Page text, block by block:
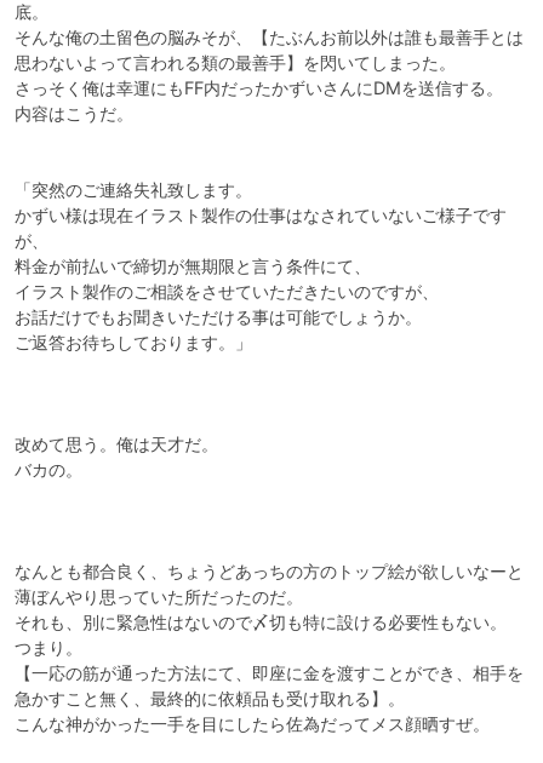
底。
そんな俺の土留色の脳みそが、【たぶんお前以外は誰も最善手とは
思わないよって言われる類の最善手】を閃いてしまった。
さっそく俺は幸運にもFF内だったかずいさんにDMを送信する。
内容はこうだ。
「突然のご連絡失礼致します。
かずい様は現在イラスト製作の仕事はなされていないご様子です
が、
料金が前払いで締切が無期限と言う条件にて、
イラスト製作のご相談をさせていただきたいのですが、
お話だけでもお聞きいただける事は可能でしょうか。
ご返答お待ちしております。」
改めて思う。俺は天才だ。
バカの。
なんとも都合良く、ちょうどあっちの方のトップ絵が欲しいなーと
薄ぼんやり思っていた所だったのだ。
それも、別に緊急性はないので〆切も特に設ける必要性もない。
つまり。
【一応の筋が通った方法にて、即座に金を渡すことができ、相手を
急かすこと無く、最終的に依頼品も受け取れる】。
こんな神がかった一手を目にしたら佐為だってメス顔晒すぜ。